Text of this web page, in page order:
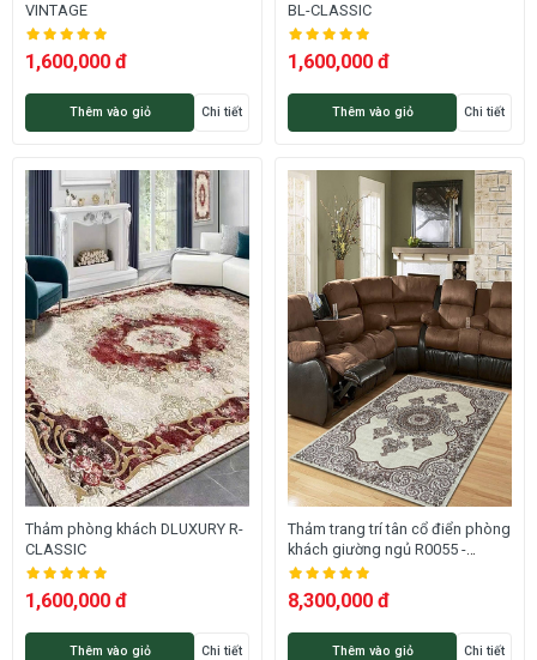
VINTAGE
1,600,000 đ
Thêm vào giỏ Chi tiết
BL-CLASSIC
1,600,000 đ
Thêm vào giỏ Chi tiết
Thảm phòng khách DLUXURY R-
CLASSIC
1,600,000 đ
Thêm vào giỏ Chi tiết
Thảm trang trí tân cổ điển phòng
khách giường ngủ R0055 -
ROMEO
8,300,000 đ
Thêm vào giỏ Chi tiết